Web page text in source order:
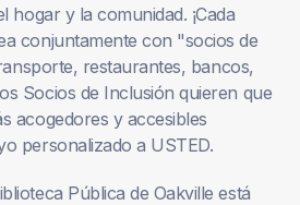
hogar y la comunidad. ¡Cada
conjuntamente con "socios de
restaurantes, bancos,
Socios de Inclusión quieren que
acogedores y accesibles
personalizado a USTED.
Pública de Oakville está